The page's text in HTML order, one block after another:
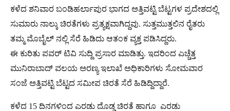
ಕಳೆದ ಶನಿವಾರ ಬಂಡಿಹರ್ಲಾಪುರ ಭಾಗದ ಅತ್ತಿವಟ್ಟಿ ಬೆಟ್ಟಗಳ ಪ್ರದೇಶದಲ್ಲಿ
ಸುಮಾರು ನಾಲ್ಕು ಚಿರತೆಗಳು ಪ್ರತ್ಯಕ್ಷವಾಗಿದ್ದವು. ಸುತ್ತಮುತ್ತಲಿನ ರೈತರು
ತಮ್ಮ ಮೊಬೈಲ್ ನಲ್ಲಿ ಸೆರೆ ಹಿಡಿದು ಆತಂಕ ವ್ಯಕ್ತ ಪಡಿಸಿದ್ದರು.
ಈ ಕುರಿತು ಪವರ್ ಟಿವಿ ಸುದ್ದಿ ಪ್ರಸಾರ‌ ಮಾಡಿತ್ತು. ಇದರಿಂದ ಎಚ್ಚೆತ್ತ
ಮುನಿರಾಬಾದ್ ವಲಯ ಅರಣ್ಯ ಇಲಾಖೆ ಅಧಿಕಾರಿಗಳು ಸೋಮವಾರ
ಸಂಜೆ ಅತ್ತಿವಟ್ಟಿ ಬೆಟ್ಟದ ಸಮೀಪ ಚಿರತೆ ಸೆರೆ ಹಿಡಿದ್ದಿದ್ದಾರೆ.
ಕಳೆದ 15 ದಿನಗಳಿಂದ ಎರಡು ದೊಡ್ಡ ಚಿರತೆ ಹಾಗೂ ಎರಡು